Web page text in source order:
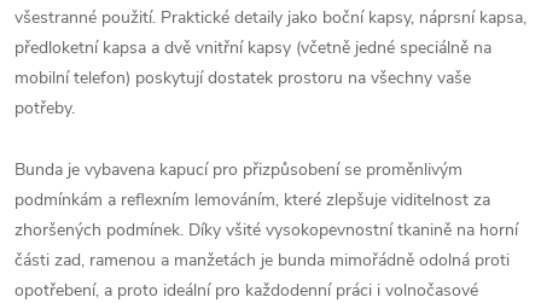
všestranné použití. Praktické detaily jako boční kapsy, náprsní kapsa,
předloketní kapsa a dvě vnitřní kapsy (včetně jedné speciálně na
mobilní telefon) poskytují dostatek prostoru na všechny vaše
potřeby.
Bunda je vybavena kapucí pro přizpůsobení se proměnlivým
podmínkám a reflexním lemováním, které zlepšuje viditelnost za
zhoršených podmínek. Díky všité vysokopevnostní tkanině na horní
části zad, ramenou a manžetách je bunda mimořádně odolná proti
opotřebení, a proto ideální pro každodenní práci i volnočasové